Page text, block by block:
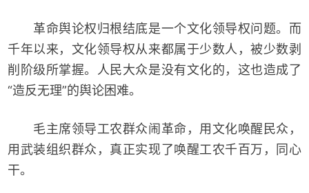
革命舆论权归根结底是一个文化领导权问题。而
千年以来，文化领导权从来都属于少数人，被少数剥
削阶级所掌握。人民大众是没有文化的，这也造成了
“造反无理”的舆论困难。
毛主席领导工农群众闹革命，用文化唤醒民众，
用武装组织群众，真正实现了唤醒工农千百万，同心
干。